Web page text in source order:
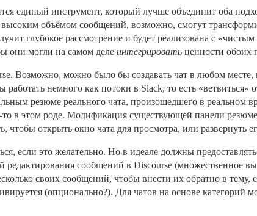
единый инструмент, который лучше объединит оба
объёмом сообщений, возможно, смогут
глубокое рассмотрение и будет реализована с
они могли на самом деле интегрировать ценности обоих
Возможно, можно было бы создавать чат в любом
немного как потоки в Slack, то есть «ветвиться»
резюме реального чата, произошедшего в реальном
в этом роде. Модификация существующей панели
открыть окно чата для просмотра, или развернуть
если это желательно. Но в идеале должны
сообщений в Discourse (множественное
своих сообщений, чтобы внести их обратно в тему,
(опционально?). Для чатов на основе категорий